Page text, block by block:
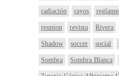
radiación rayos
reunion revista Rivera
Shadow soccer social
Sombra Sombra Blanca